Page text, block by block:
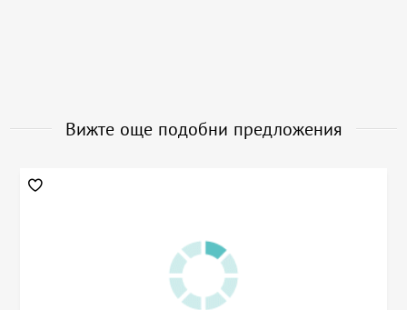
Вижте още подобни предложения